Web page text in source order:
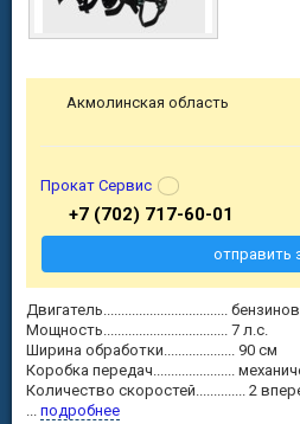
Двигатель...................................
Мощность................................... 7 л.с.
Ширина обработки.................... 90 см
Коробка передач.......................
Количество скоростей.............. 2
подробнее
Акмолинская область
Прокат Сервис
+7 (702) 717-60-01
отправить